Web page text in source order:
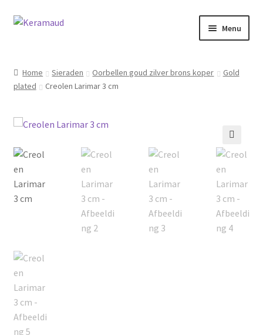
Ga
Ga
Menu
Over mij
Nieuws
Informatie
Contact
Home Sieraden Oorbellen goud zilver brons koper
Gold
plated
Creolen Larimar 3 cm
🔍